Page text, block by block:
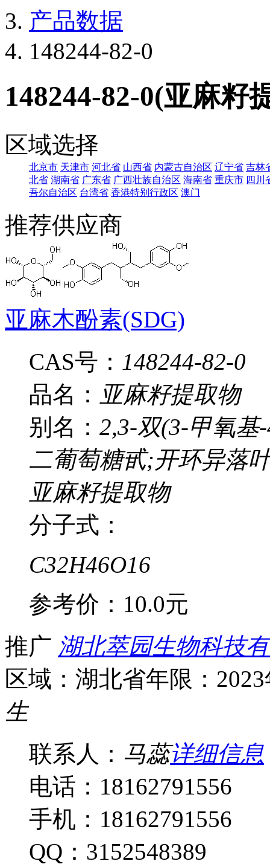
产品数据
148244-82-0
148244-82-0(亚麻籽
区域选择
北京市 天津市 河北省 山西省 内蒙古自治区 辽宁省 吉林
北省 湖南省 广东省 广西壮族自治区 海南省 重庆市 四川
吾尔自治区 台湾省 香港特别行政区 澳门
推荐供应商
亚麻木酚素(SDG)
CAS号： 148244-82-0
品名： 亚麻籽提取物
别名： 2,3-双(3-甲氧基
二葡萄糖甙;开环异落
亚麻籽提取物
分子式：
C32H46O16
参考价： 10.0元
推广 湖北萃园生物科技
区域：湖北省年限：
生
联系人： 马蕊详细信息
电话：18162791556
手机：18162791556
QQ：3152548389